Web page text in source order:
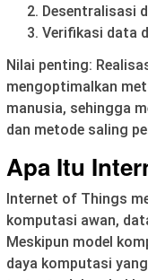
Desentralisasi
Verifikasi data
Nilai penting:
mengoptimalkan
manusia, sehingga
dan metode saling
Apa Itu
Internet of Things
komputasi awan,
Meskipun model
daya komputasi